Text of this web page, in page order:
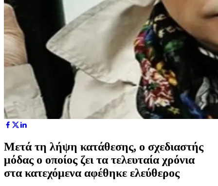
Μετά τη λήψη κατάθεσης, ο σχεδιαστής
μόδας ο οποίος ζει τα τελευταία χρόνια
στα κατεχόμενα αφέθηκε ελεύθερος